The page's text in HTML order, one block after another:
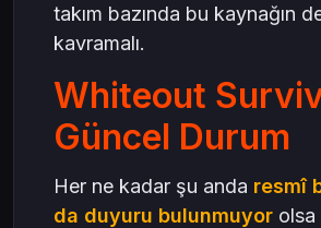
takım bazında bu kaynağın
kavramalı.
Whiteout
Güncel Durum
Her ne kadar şu anda resmî
da duyuru bulunmuyor